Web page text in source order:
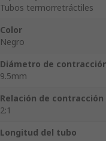
Tubos termorretráctiles
Color
Negro
Diámetro de
9.5mm
Relación de contracción
2:1
Longitud del tubo